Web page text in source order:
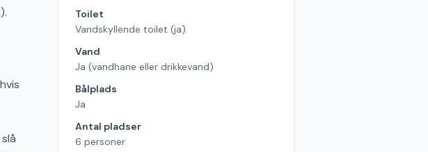
Toilet
Vandskyllende toilet (ja)
Vand
Ja (vandhane eller drikkevand)
Bålplads
Ja
Antal pladser
6 personer